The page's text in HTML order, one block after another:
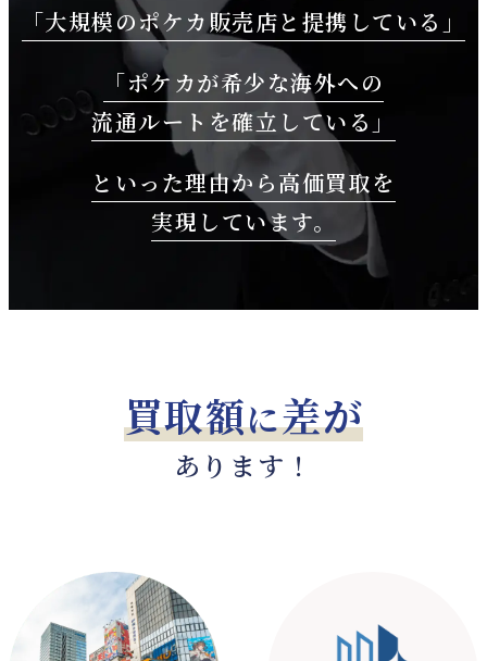
「大規模のポケカ販売店と 提携している」
「ポケカが希少な海外への
流通ルートを確立している」
といった理由から高価買取を
実現しています。
買取額に差が
あります！